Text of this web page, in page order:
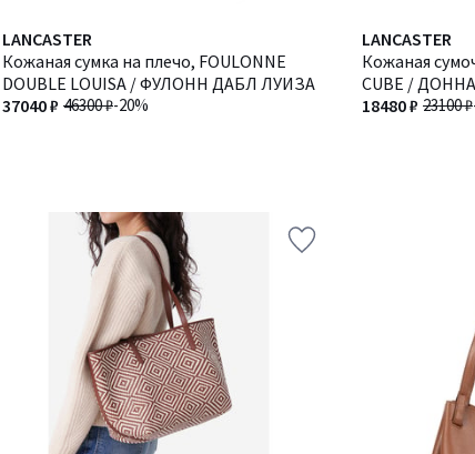
LANCASTER
Кожаная сумка на плечо, FOULONNE
DOUBLE LOUISA / ФУЛОНН ДАБЛ ЛУИЗА
46300 ₽-20%
37040 ₽
LANCASTER
Кожаная
CUBE /
23100 ₽
18480 ₽